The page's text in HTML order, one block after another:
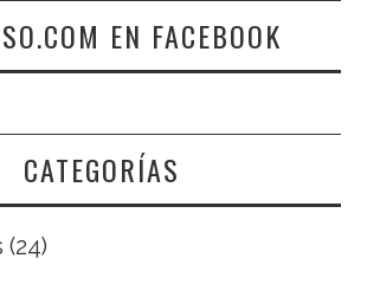
EN FACEBOOK
CATEGORÍAS
(24)